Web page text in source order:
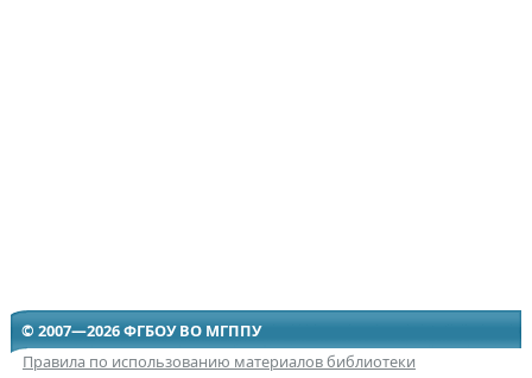
© 2007—2026 ФГБОУ ВО МГППУ
Правила по использованию материалов библиотеки